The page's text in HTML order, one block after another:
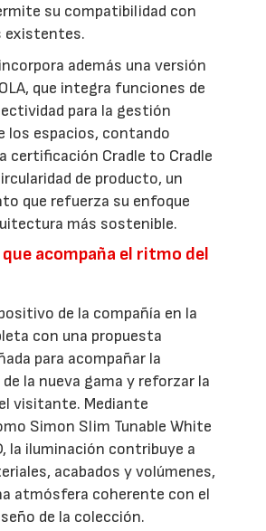
su compatibilidad con
existentes.
además una versión
que integra funciones de
para la gestión
los espacios, contando
certificación Cradle to Cradle
de producto, un
que refuerza su enfoque
más sostenible.
acompaña el ritmo del
de la compañía en la
con una propuesta
para acompañar la
la nueva gama y reforzar la
visitante. Mediante
Simon Slim Tunable White
la iluminación contribuye a
acabados y volúmenes,
atmósfera coherente con el
de la colección.